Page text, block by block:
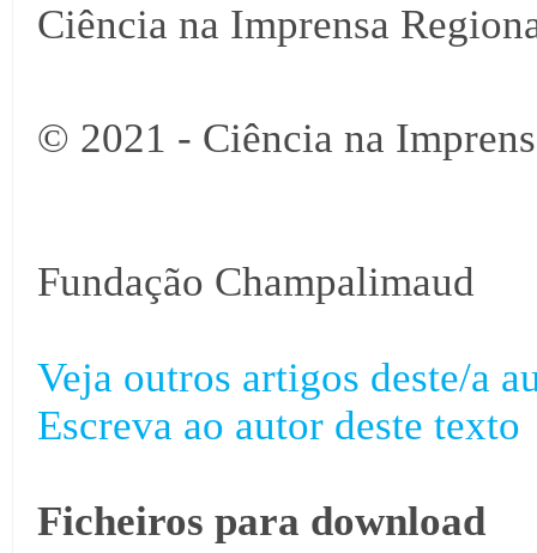
Ciência na Imprensa
© 2021 - Ciência na
Fundação Champalimaud
Veja outros artigos deste/a
Escreva ao autor deste texto
Ficheiros para download